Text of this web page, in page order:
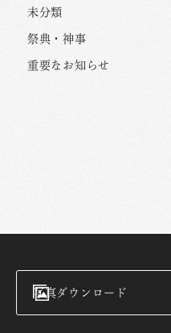
未分類
祭典・神事
重要なお知らせ
写真ダウンロード